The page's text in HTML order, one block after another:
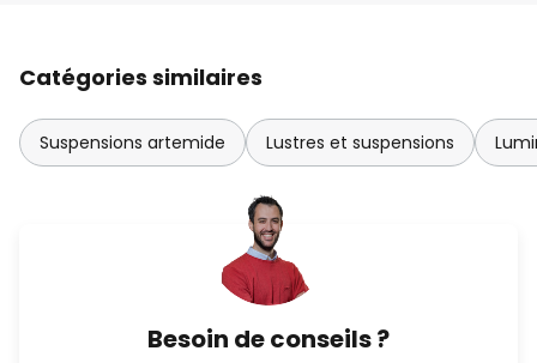
Catégories similaires
Suspensions artemide Lustres et suspensions
Besoin de conseils ?